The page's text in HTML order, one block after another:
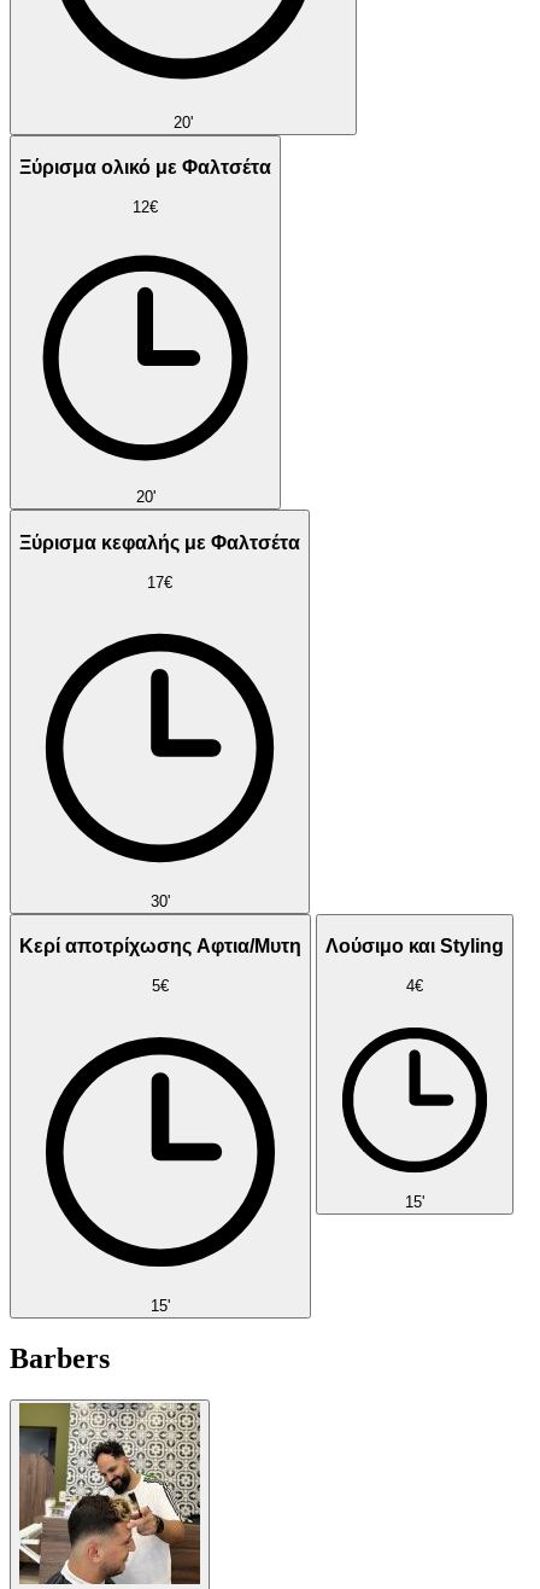
20'
Ξύρισμα ολικό με Φαλτσέτα
12€
20'
Ξύρισμα κεφαλής με Φαλτσέτα
17€
30'
Κερί αποτρίχωσης Αφτια/Μυτη
5€
15'
Λούσιμο και Styling
4€
15'
Barbers